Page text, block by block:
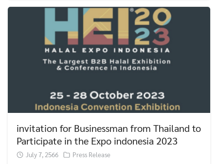
invitation for Businessman from Thailand to
Participate in the Expo indonesia 2023
July 7, 2566 Press Release